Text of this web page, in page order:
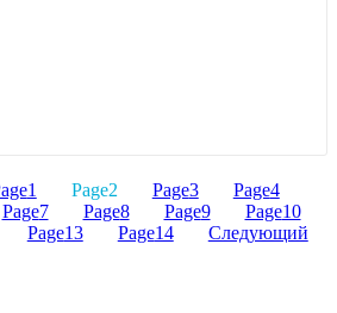
1 Page2 Page3 Page4
Page7 Page8 Page9 Page10
Page13 Page14 Следующий